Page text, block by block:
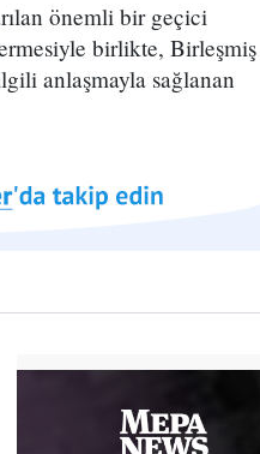
önemli bir geçici
birlikte, Birleşmiş
anlaşmayla sağlanan